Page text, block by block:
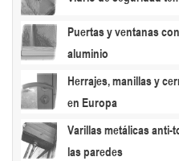
Puertas y ventanas
aluminio
Herrajes, manillas y
en Europa
Varillas metálicas anti-
las paredes